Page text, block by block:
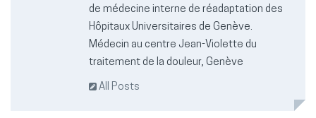
de médecine interne de réadaptation des
Hôpitaux Universitaires de Genève.
Médecin au centre Jean-Violette du
traitement de la douleur, Genève
All Posts